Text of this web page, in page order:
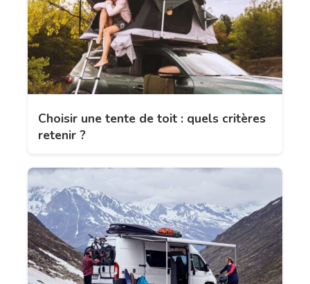
Choisir une tente de toit : quels critères
retenir ?